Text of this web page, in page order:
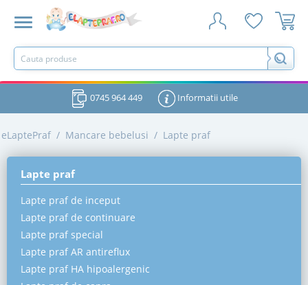
0745 964 449 Informatii utile
eLaptePraf / Mancare bebelusi / Lapte praf
Lapte praf
Lapte praf de inceput
Lapte praf de continuare
Lapte praf special
Lapte praf AR antireflux
Lapte praf HA hipoalergenic